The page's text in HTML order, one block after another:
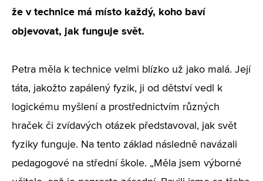
že v technice má místo každý, koho baví
objevovat, jak funguje svět.
Petra měla k technice velmi blízko už jako malá. Její
táta, jakožto zapálený fyzik, ji od dětství vedl k
logickému myšlení a prostřednictvím různých
hraček či zvídavých otázek představoval, jak svět
fyziky funguje. Na tento základ následně navázali
pedagogové na střední škole. „Měla jsem výborné